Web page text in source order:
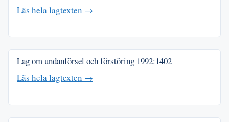
Läs hela lagtexten →
Lag om undanförsel och förstöring 1992:1402
Läs hela lagtexten →